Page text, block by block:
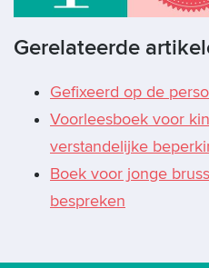
Gerelateerde
Gefixeerd op de
Voorleesboek voor
verstandelijke
Boek voor jonge
bespreken